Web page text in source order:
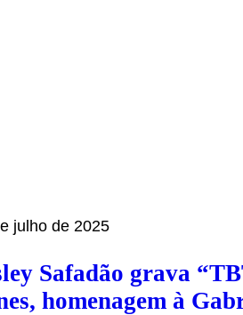
julho de 2025
Safadão grava
homenagem à